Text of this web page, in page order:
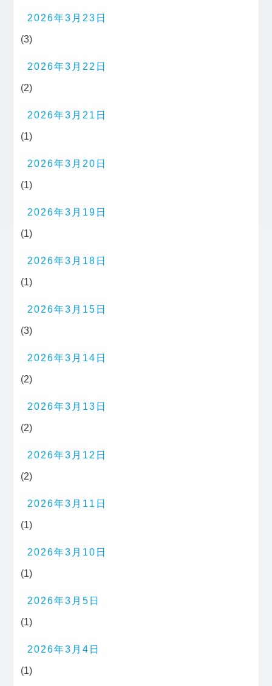
2026年3月23日
(3)
2026年3月22日
(2)
2026年3月21日
(1)
2026年3月20日
(1)
2026年3月19日
(1)
2026年3月18日
(1)
2026年3月15日
(3)
2026年3月14日
(2)
2026年3月13日
(2)
2026年3月12日
(2)
2026年3月11日
(1)
2026年3月10日
(1)
2026年3月5日
(1)
2026年3月4日
(1)